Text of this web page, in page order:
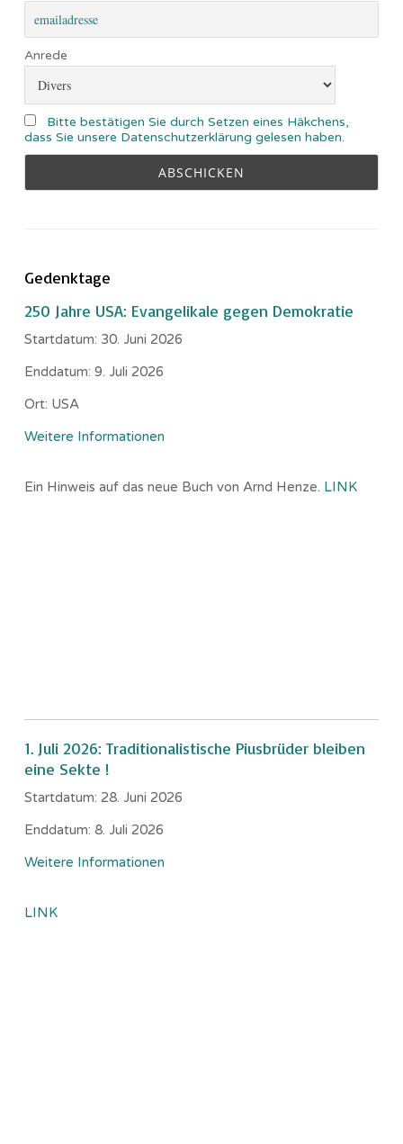
Anrede
Bitte bestätigen Sie durch Setzen eines Häkchens,
dass Sie unsere Datenschutzerklärung gelesen haben.
Gedenktage
250 Jahre USA: Evangelikale gegen Demokratie
Startdatum: 30. Juni 2026
Enddatum: 9. Juli 2026
Ort: USA
Weitere Informationen
Ein Hinweis auf das neue Buch von Arnd Henze. LINK
1. Juli 2026: Traditionalistische Piusbrüder bleiben
eine Sekte !
Startdatum: 28. Juni 2026
Enddatum: 8. Juli 2026
Weitere Informationen
LINK